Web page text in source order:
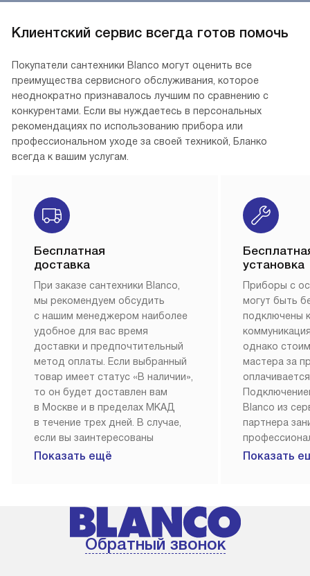
Клиентский сервис всегда готов помочь
Покупатели сантехники Blanco могут оценить все
преимущества сервисного обслуживания, которое
неоднократно признавалось лучшим по сравнению с
конкурентами. Если вы нуждаетесь в персональных
рекомендациях по использованию прибора или
профессиональном уходе за своей техникой, Бланко
всегда к вашим услугам.
Бесплатная
доставка
При заказе сантехники Blanco,
мы рекомендуем обсудить
с нашим менеджером наиболее
удобное для вас время
доставки и предпочтительный
метод оплаты. Если выбранный
товар имеет статус «В наличии»,
то он будет доставлен вам
в Москве и в пределах МКАД
в течение трех дней. В случае,
если вы заинтересованы
в товаре, который доступен
менеджером на сайте. Товары
с особым лейблом
доставляются бесплатно
Показать ещё
установка
Приборы с
могут быть
подключены
однако
мастера за
Blanco из
партнера
Наш сервис
Показать
Обратный звонок